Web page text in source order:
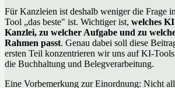
Für Kanzleien ist deshalb weniger die Frage
Tool „das beste" ist. Wichtiger ist, welches
Kanzlei, zu welcher Aufgabe und zu
Rahmen passt. Genau dabei soll diese
ersten Teil konzentrieren wir uns auf KI-
die Buchhaltung und Belegverarbeitung.
Eine Vorbemerkung zur Einordnung: Nicht